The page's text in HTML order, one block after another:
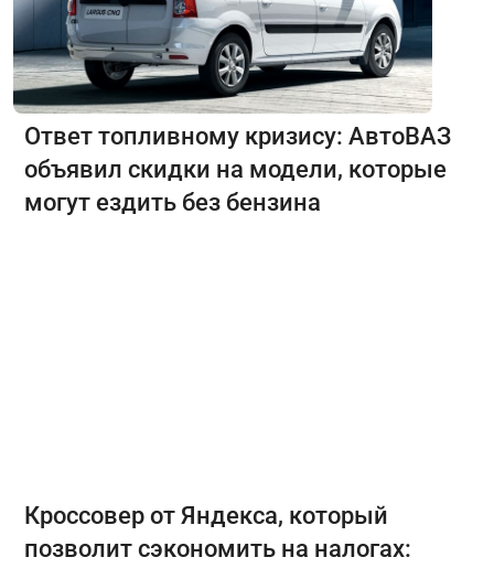
Ответ топливному кризису: АвтоВАЗ
объявил скидки на модели, которые
могут ездить без бензина
Кроссовер от Яндекса, который
позволит сэкономить на налогах: